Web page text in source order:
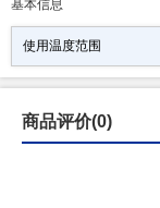
基本信息
使用温度范围
商品评价(0)